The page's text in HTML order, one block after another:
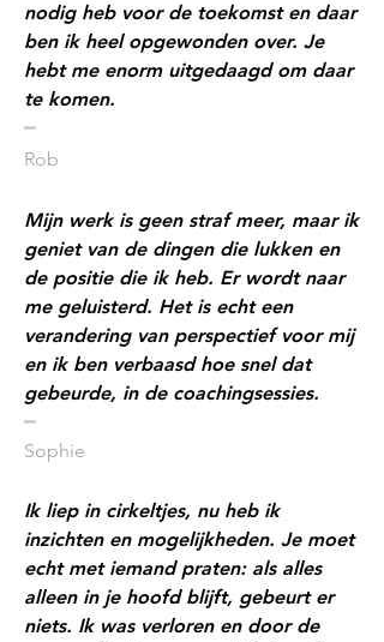
nodig heb voor de toekomst en daar
ben ik heel opgewonden over. Je
hebt me enorm uitgedaagd om daar
te komen.
​━
Rob
Mijn werk is geen straf meer, maar ik
geniet van de dingen die lukken en
de positie die ik heb. Er wordt naar
me geluisterd. Het is echt een
verandering van perspectief voor mij
en ik ben verbaasd hoe snel dat
gebeurde, in de coachingsessies.
​━
Sophie
Ik liep in cirkeltjes, nu heb ik
inzichten en mogelijkheden. Je moet
echt met iemand praten: als alles
alleen in je hoofd blijft, gebeurt er
niets. Ik was verloren en door de